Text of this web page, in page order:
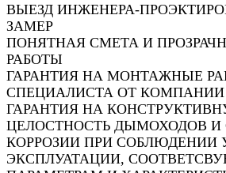
ВЫЕЗД ИНЖЕНЕРА-
ЗАМЕР
ПОНЯТНАЯ СМЕТА И
РАБОТЫ
ГАРАНТИЯ НА МОНТАЖНЫЕ
СПЕЦИАЛИСТА ОТ КОМПАНИИ
ГАРАНТИЯ НА
ЦЕЛОСТНОСТЬ ДЫМОХОДОВ И
КОРРОЗИИ ПРИ СОБЛЮДЕНИИ
ЭКСПЛУАТАЦИИ,